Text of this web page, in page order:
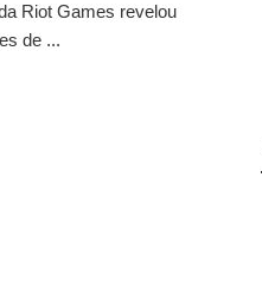
Riot Games revelou
de ...